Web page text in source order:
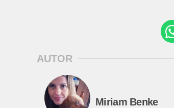
AUTOR
Miriam Benke